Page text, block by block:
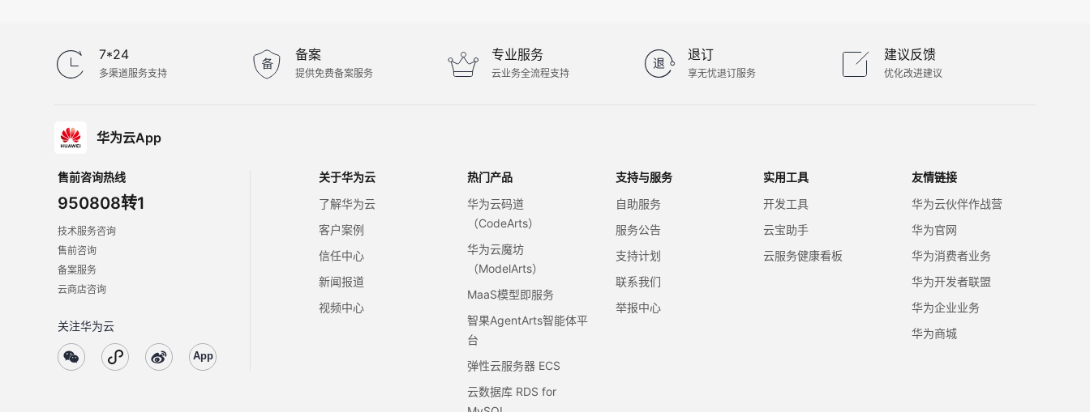
7*24
多渠道服务支持
备案
提供免费备案服务
专业服务
云业务全流程支持
退订
享无忧退订服务
建议反馈
优化改进建议
华为云App
售前咨询热线
950808转1
技术服务咨询
售前咨询
备案服务
云商店咨询
关注华为云
关于华为云
了解华为云
客户案例
信任中心
新闻报道
视频中心
热门产品
华为云码道
（CodeArts）
华为云魔坊
（ModelArts）
MaaS模型即服务
智果AgentArts智能体平
台
弹性云服务器 ECS
云数据库 RDS for
支持与服务
自助服务
服务公告
支持计划
联系我们
举报中心
实用工具
开发工具
云宝助手
云服务健康看板
友情链接
华为云伙伴作战营
华为官网
华为消费者业务
华为开发者联盟
华为企业业务
华为商城